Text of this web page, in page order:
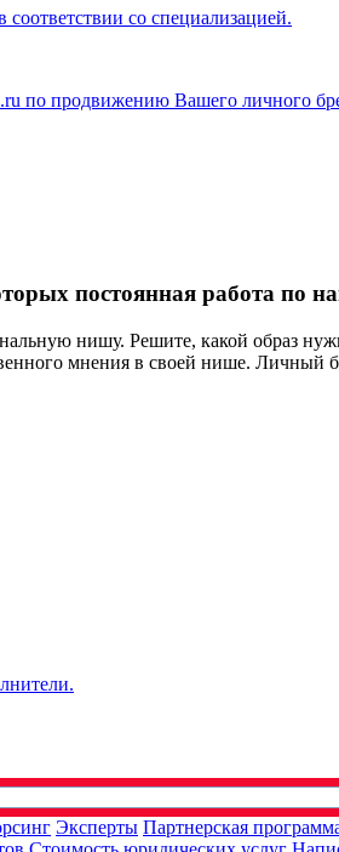
со специализацией.
по продвижению Вашего личного
постоянная работа по
нишу. Решите, какой образ
мнения в своей нише. Личный
Эксперты Партнерская